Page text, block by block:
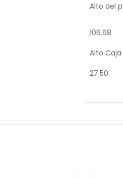
Alto del
106.68
Alto Caja
27.50